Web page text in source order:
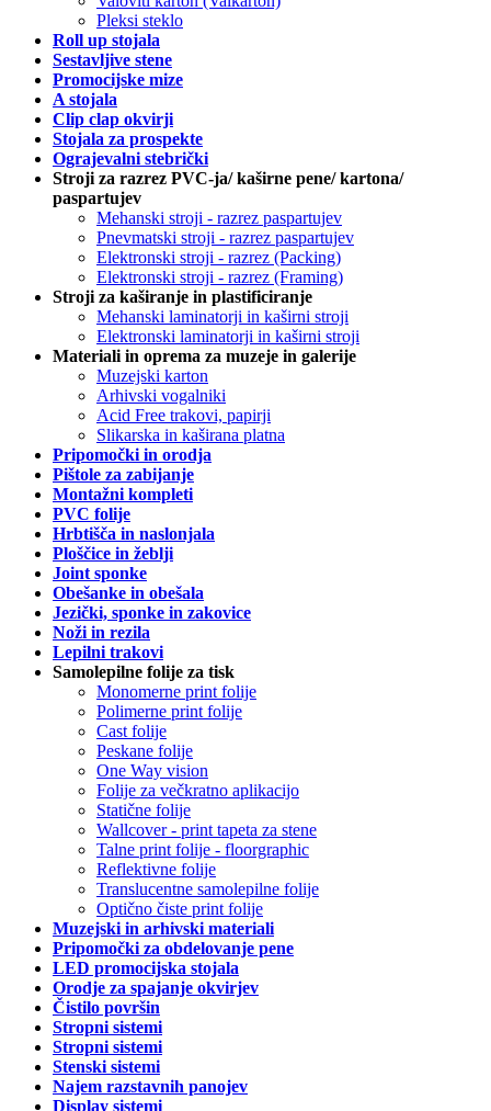
Pleksi steklo
Roll up stojala
Sestavljive stene
Promocijske mize
A stojala
Clip clap okvirji
Stojala za prospekte
Ograjevalni stebrički
Stroji za razrez PVC-ja/ kaširne pene/ kartona/
paspartujev
Mehanski stroji - razrez paspartujev
Pnevmatski stroji - razrez paspartujev
Elektronski stroji - razrez (Packing)
Elektronski stroji - razrez (Framing)
Stroji za kaširanje in plastificiranje
Mehanski laminatorji in kaširni stroji
Elektronski laminatorji in kaširni stroji
Materiali in oprema za muzeje in galerije
Muzejski karton
Arhivski vogalniki
Acid Free trakovi, papirji
Slikarska in kaširana platna
Pripomočki in orodja
Pištole za zabijanje
Montažni kompleti
PVC folije
Hrbtišča in naslonjala
Ploščice in žeblji
Joint sponke
Obešanke in obešala
Jezički, sponke in zakovice
Noži in rezila
Lepilni trakovi
Samolepilne folije za tisk
Monomerne print folije
Polimerne print folije
Cast folije
Peskane folije
One Way vision
Folije za večkratno aplikacijo
Statične folije
Wallcover - print tapeta za stene
Talne print folije - floorgraphic
Reflektivne folije
Translucentne samolepilne folije
Optično čiste print folije
Muzejski in arhivski materiali
Pripomočki za obdelovanje pene
LED promocijska stojala
Orodje za spajanje okvirjev
Čistilo površin
Stropni sistemi
Stropni sistemi
Stenski sistemi
Najem razstavnih panojev
Display sistemi